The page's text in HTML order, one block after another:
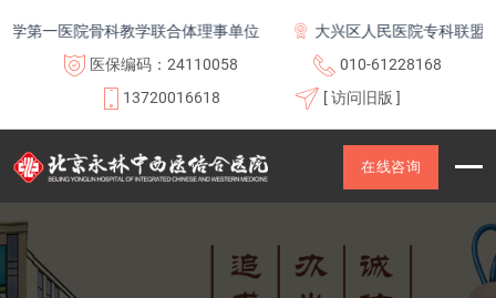
一医院骨科教学联合体理事单位
大兴区人民医院专科联盟及医
医保编码：24110058
010-61228168
13720016618
[ 访问旧版 ]
在线咨询